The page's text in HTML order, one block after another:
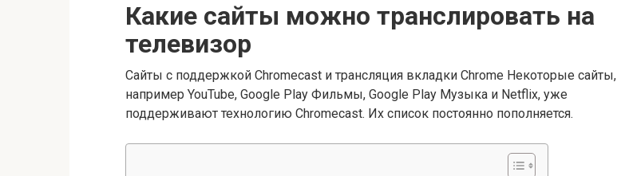
Какие сайты можно транслировать на
телевизор
Сайты с поддержкой Chromecast и трансляция вкладки Chrome Некоторые сайты,
например YouTube, Google Play Фильмы, Google Play Музыка и Netflix, уже
поддерживают технологию Chromecast. Их список постоянно пополняется.